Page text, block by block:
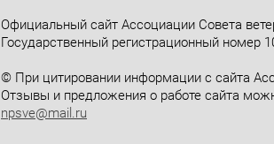
Официальный сайт Ассоциации Совета
Государственный регистрационный номер
© При цитировании информации с сайта
Отзывы и предложения о работе сайта
npsve@mail.ru